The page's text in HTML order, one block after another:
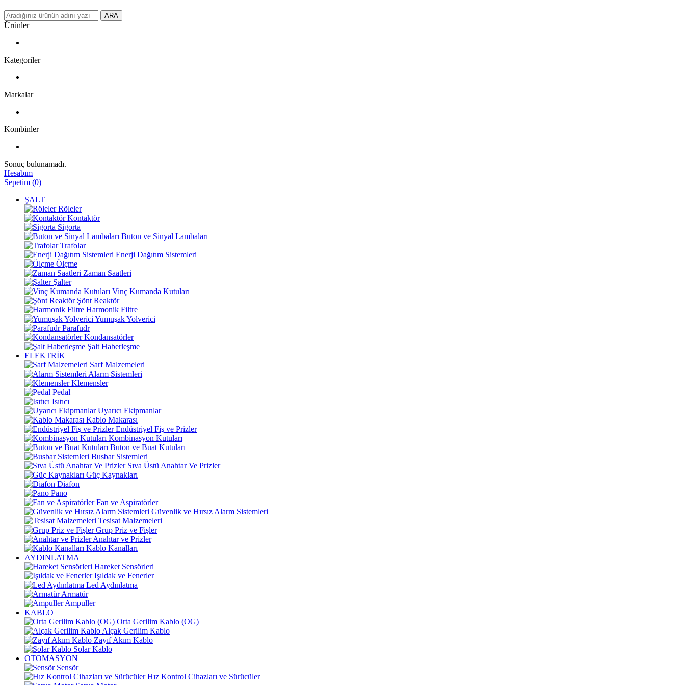
ARA
Ürünler
Kategoriler
Markalar
Kombinler
Sonuç bulunamadı.
Hesabım
Sepetim (0)
ŞALT
Röleler
Kontaktör
Sigorta
Buton ve Sinyal Lambaları
Trafolar
Enerji Dağıtım Sistemleri
Ölçme
Zaman Saatleri
Şalter
Vinç Kumanda Kutuları
Şönt Reaktör
Harmonik Filtre
Yumuşak Yolverici
Parafudr
Kondansatörler
Şalt Haberleşme
ELEKTRİK
Sarf Malzemeleri
Alarm Sistemleri
Klemensler
Pedal
Isıtıcı
Uyarıcı Ekipmanlar
Kablo Makarası
Endüstriyel Fiş ve Prizler
Kombinasyon Kutuları
Buton ve Buat Kutuları
Busbar Sistemleri
Sıva Üstü Anahtar Ve Prizler
Güç Kaynakları
Diafon
Pano
Fan ve Aspiratörler
Güvenlik ve Hırsız Alarm Sistemleri
Tesisat Malzemeleri
Grup Priz ve Fişler
Anahtar ve Prizler
Kablo Kanalları
AYDINLATMA
Hareket Sensörleri
Işıldak ve Fenerler
Led Aydınlatma
Armatür
Ampuller
KABLO
Orta Gerilim Kablo (OG)
Alçak Gerilim Kablo
Zayıf Akım Kablo
Solar Kablo
OTOMASYON
Sensör
Hız Kontrol Cihazları ve Sürücüler